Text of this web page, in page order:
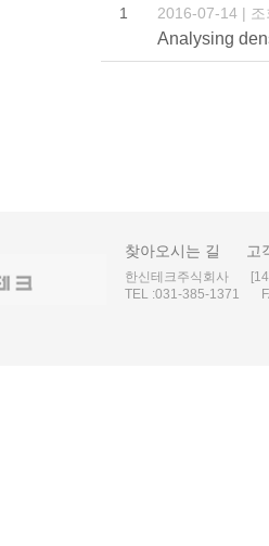
1 2016-07-14 |
Analysing
찾아오시는 길 고
한신테크주식회사
TEL :031-385-1371